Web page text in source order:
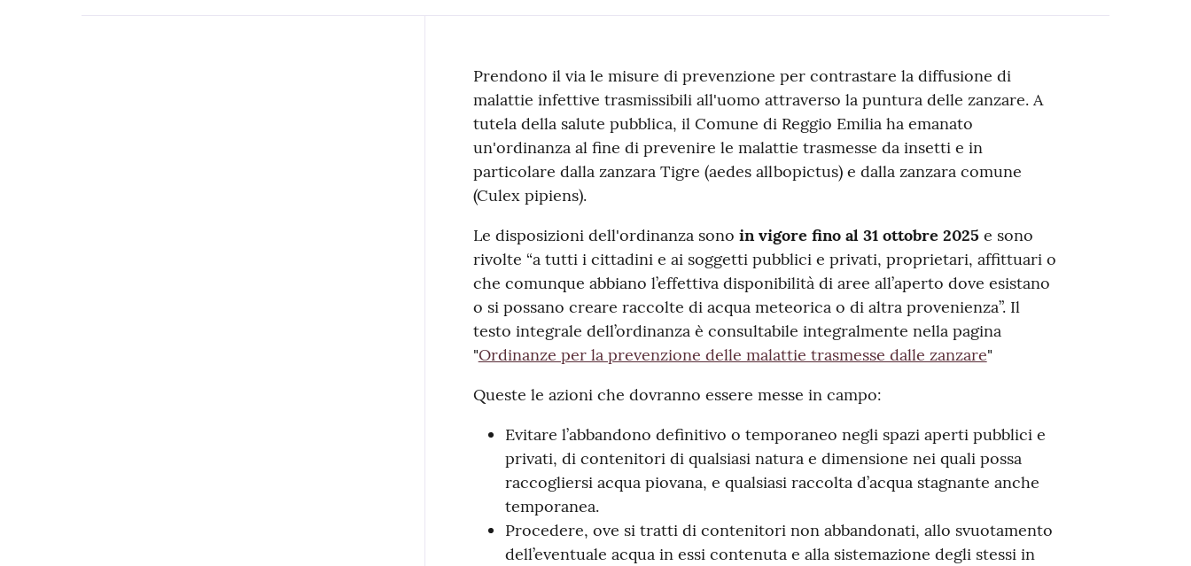
Contenuto
Prendono il via le misure di prevenzione per contrastare la diffusione di
malattie infettive trasmissibili all'uomo attraverso la puntura delle zanzare. A
tutela della salute pubblica, il Comune di Reggio Emilia ha emanato
un'ordinanza al fine di prevenire le malattie trasmesse da insetti e in
particolare dalla zanzara Tigre (aedes allbopictus) e dalla zanzara comune
(Culex pipiens).
Le disposizioni dell'ordinanza sono in vigore fino al 31 ottobre 2025 e sono
rivolte “a tutti i cittadini e ai soggetti pubblici e privati, proprietari, affittuari o
che comunque abbiano l’effettiva disponibilità di aree all’aperto dove esistano
o si possano creare raccolte di acqua meteorica o di altra provenienza”. Il
testo integrale dell’ordinanza è consultabile integralmente nella pagina
"Ordinanze per la prevenzione delle malattie trasmesse dalle zanzare"
Queste le azioni che dovranno essere messe in campo:
Evitare l’abbandono definitivo o temporaneo negli spazi aperti pubblici e
privati, di contenitori di qualsiasi natura e dimensione nei quali possa
raccogliersi acqua piovana, e qualsiasi raccolta d’acqua stagnante anche
temporanea.
Procedere, ove si tratti di contenitori non abbandonati, allo svuotamento
dell’eventuale acqua in essi contenuta e alla sistemazione degli stessi in